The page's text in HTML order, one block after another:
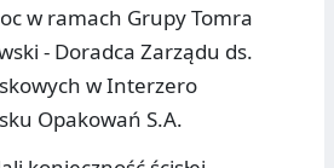
w ramach Grupy Tomra
- Doradca Zarządu ds.
w Interzero
Opakowań S.A.